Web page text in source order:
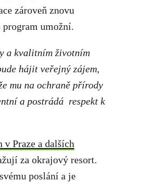
zároveň znovu
umožní.
a kvalitním životním
hájit veřejný zájem,
mu na ochraně přírody
a postrádá respekt k
Praze a dalších
za okrajový resort.
poslání a je